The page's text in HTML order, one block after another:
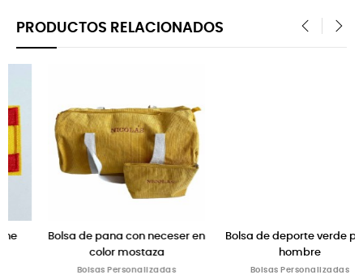
PRODUCTOS RELACIONADOS
en
Bolsa de deporte verde para
hombre
Bolsas Personalizadas
Bolsa fin de semana con
neceser color taupe
Bolsas Personalizadas